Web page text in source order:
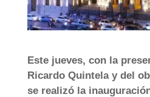
Este jueves, con la
Ricardo Quintela y del
se realizó la